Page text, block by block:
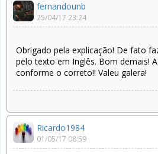
fernandounb
25/04/17 23:24
Obrigado pela explicação! De fato
pelo texto em Inglês. Bom demais!
conforme o correto!! Valeu galera!
Ricardo1984
01/05/17 08:59